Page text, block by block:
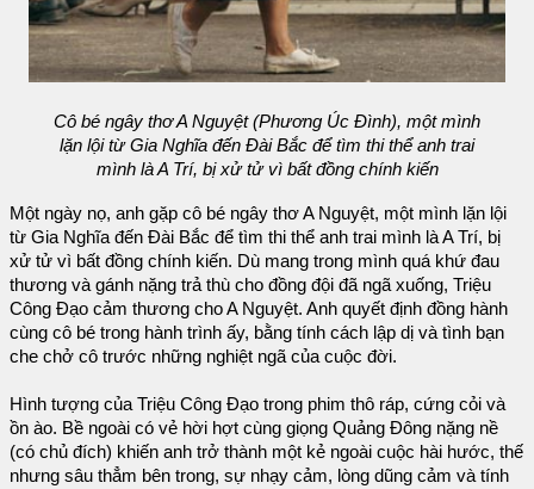
Cô bé ngây thơ A Nguyệt (Phương Úc Đình), một mình
lặn lội từ Gia Nghĩa đến Đài Bắc để tìm thi thể anh trai
mình là A Trí, bị xử tử vì bất đồng chính kiến
Một ngày nọ, anh gặp cô bé ngây thơ A Nguyệt, một mình lặn lội
từ Gia Nghĩa đến Đài Bắc để tìm thi thể anh trai mình là A Trí, bị
xử tử vì bất đồng chính kiến. Dù mang trong mình quá khứ đau
thương và gánh nặng trả thù cho đồng đội đã ngã xuống, Triệu
Công Đạo cảm thương cho A Nguyệt. Anh quyết định đồng hành
cùng cô bé trong hành trình ấy, bằng tính cách lập dị và tình bạn
che chở cô trước những nghiệt ngã của cuộc đời.
Hình tượng của Triệu Công Đạo trong phim thô ráp, cứng cỏi và
ồn ào. Bề ngoài có vẻ hời hợt cùng giọng Quảng Đông nặng nề
(có chủ đích) khiến anh trở thành một kẻ ngoài cuộc hài hước, thế
nhưng sâu thẳm bên trong, sự nhạy cảm, lòng dũng cảm và tính